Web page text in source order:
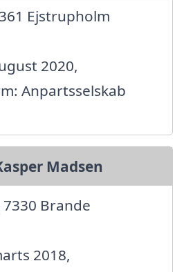
Ejstrupholm
2020,
Anpartsselskab
Madsen
Brande
2018,